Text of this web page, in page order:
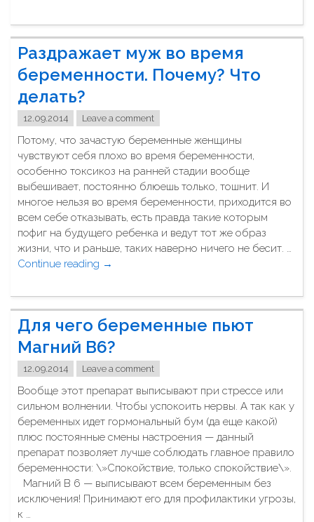
"
о
л
е
з
л
д
л
я
з
д
о
р
о
н
о
с
и
т
ь
у
к
р
а
ш
е
н
Раздражает муж во время
беременности. Почему? Что
делать?
12.09.2014 Leave a comment
Потому, что зачастую беременные женщины
чувствуют себя плохо во время беременности,
особенно токсикоз на ранней стадии вообще
выбешивает, постоянно блюешь только, тошнит. И
многое нельзя во время беременности, приходится во
всем себе отказывать, есть правда такие которым
пофиг на будущего ребенка и ведут тот же образ
жизни, что и раньше, таких наверно ничего не бесит. …
Continue reading "
а
з
д
р
а
ж
а
е
т
м
у
ж
в
о
→
Для чего беременные пьют
Магний В6?
12.09.2014 Leave a comment
Вообще этот препарат выписывают при стрессе или
сильном волнении. Чтобы успокоить нервы. А так как у
беременных идет гормональный бум (да еще какой)
плюс постоянные смены настроения — данный
препарат позволяет лучше соблюдать главное правило
беременности: \»Спокойствие, только спокойствие\».
Магний В 6 — выписывают всем беременным без
исключения! Принимают его для профилактики угрозы,
к …